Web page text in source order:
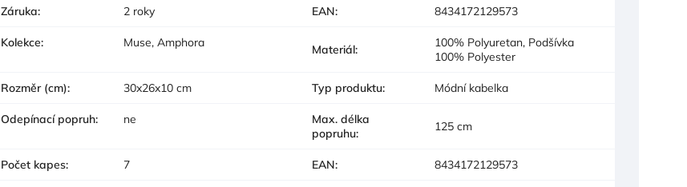
Záruka: 2 roky EAN: 8434172129573
Kolekce: Muse, Amphora Materiál:
100% Polyuretan, Podšívka
100% Polyester
Rozměr (cm): 30x26x10 cm Typ produktu: Módní kabelka
Odepínací popruh: ne
Max. délka
popruhu: 125 cm
Počet kapes: 7 EAN: 8434172129573